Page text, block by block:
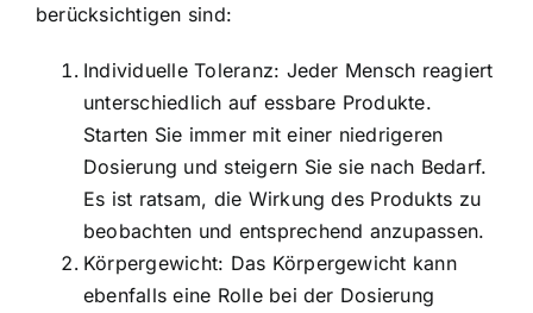
berücksichtigen sind:
Individuelle Toleranz: Jeder Mensch reagiert
unterschiedlich auf essbare Produkte.
Starten Sie immer mit einer niedrigeren
Dosierung und steigern Sie sie nach Bedarf.
Es ist ratsam, die Wirkung des Produkts zu
beobachten und entsprechend anzupassen.
Körpergewicht: Das Körpergewicht kann
ebenfalls eine Rolle bei der Dosierung